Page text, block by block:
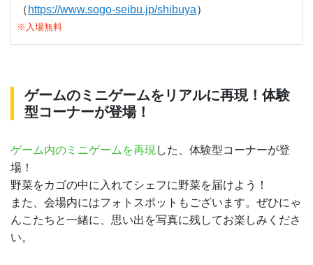
（ https://www.sogo-seibu.jp/shibuya）
※入場無料
ゲームのミニゲームをリアルに再現！体験
型コーナーが登場！
ゲーム内のミニゲームを再現 した、体験型コーナーが登
場！
野菜をカゴの中に入れてシェフに野菜を届けよう！
また、会場内にはフォトスポットもございます。ぜひにゃ
んこたちと一緒に、思い出を写真に残してお楽しみくださ
い。